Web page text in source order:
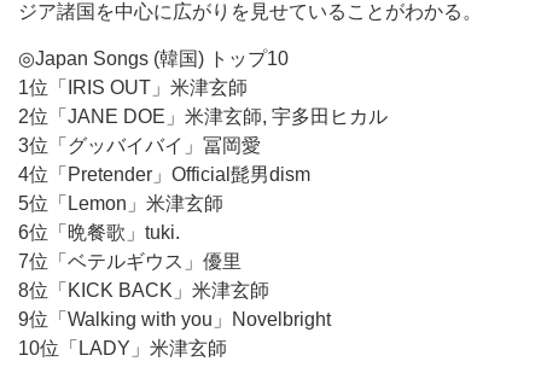
ジア諸国を中心に広がりを見せていることがわかる。
◎Japan Songs (韓国) トップ10
1位「IRIS OUT」米津玄師
2位「JANE DOE」米津玄師, 宇多田ヒカル
3位「グッバイバイ」冨岡愛
4位「Pretender」Official髭男dism
5位「Lemon」米津玄師
6位「晩餐歌」tuki.
7位「ベテルギウス」優里
8位「KICK BACK」米津玄師
9位「Walking with you」Novelbright
10位「LADY」米津玄師